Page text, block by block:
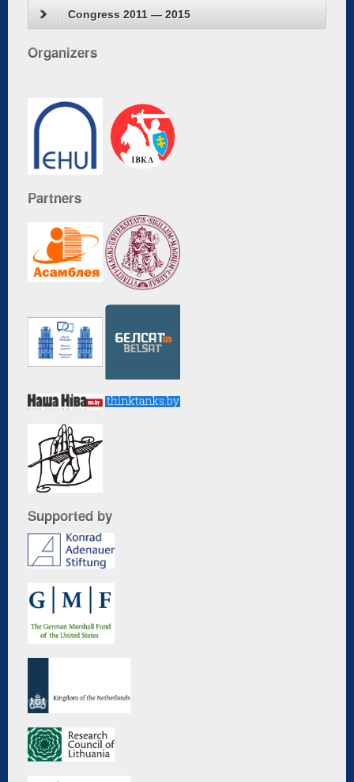
Congress 2011 — 2015
Organizers
Partners
Supported by